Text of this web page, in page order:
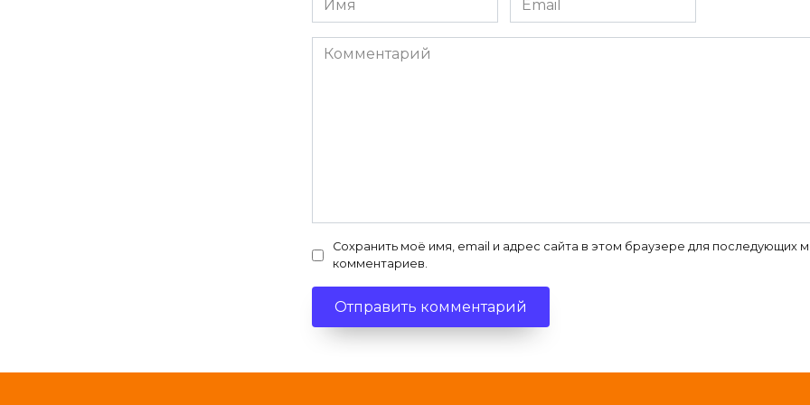
*
*
Комментарий
Сохранить моё имя, email и адрес сайта в этом браузере для последующих
комментариев.